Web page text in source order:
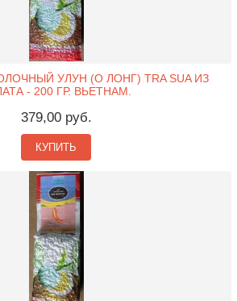
УЛУН (О ЛОНГ) TRA SUA ИЗ
- 200 ГР. ВЬЕТНАМ.
379,00 руб.
КУПИТЬ